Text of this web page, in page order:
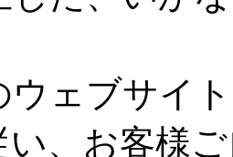
ウェブサイ
い、お客様